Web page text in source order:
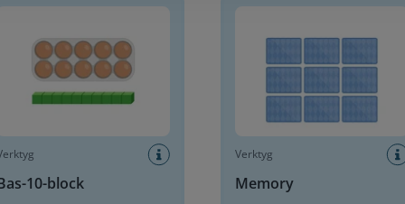
10-block
Verktyg
Memory